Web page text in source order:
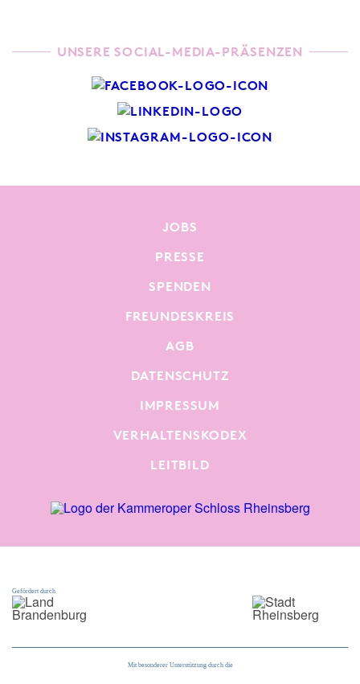
UNSERE SOCIAL-MEDIA-PRÄSENZEN
JOBS
PRESSE
SPENDEN
FREUNDESKREIS
AGB
DATENSCHUTZ
IMPRESSUM
VERHALTENSKODEX
LEITBILD
Gefördert durch
Mit besonderer Unterstützung durch die